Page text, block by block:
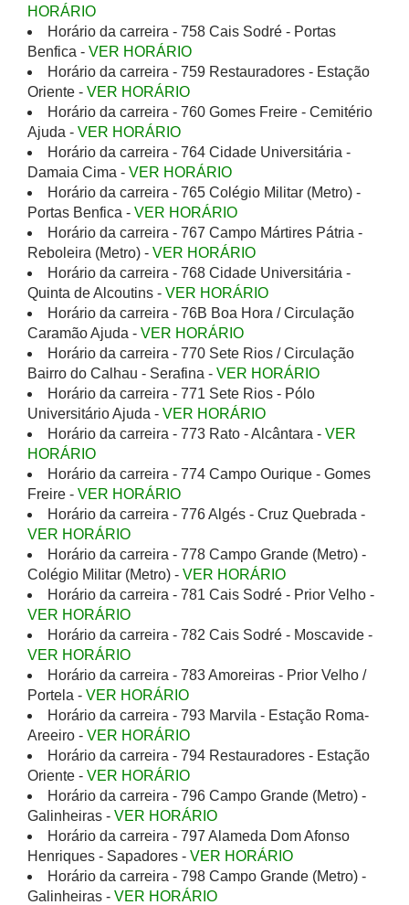
HORÁRIO
Horário da carreira - 758 Cais Sodré - Portas
Benfica - VER HORÁRIO
Horário da carreira - 759 Restauradores - Estação
Oriente - VER HORÁRIO
Horário da carreira - 760 Gomes Freire - Cemitério
Ajuda - VER HORÁRIO
Horário da carreira - 764 Cidade Universitária -
Damaia Cima - VER HORÁRIO
Horário da carreira - 765 Colégio Militar (Metro) -
Portas Benfica - VER HORÁRIO
Horário da carreira - 767 Campo Mártires Pátria -
Reboleira (Metro) - VER HORÁRIO
Horário da carreira - 768 Cidade Universitária -
Quinta de Alcoutins - VER HORÁRIO
Horário da carreira - 76B Boa Hora / Circulação
Caramão Ajuda - VER HORÁRIO
Horário da carreira - 770 Sete Rios / Circulação
Bairro do Calhau - Serafina - VER HORÁRIO
Horário da carreira - 771 Sete Rios - Pólo
Universitário Ajuda - VER HORÁRIO
Horário da carreira - 773 Rato - Alcântara - VER
HORÁRIO
Horário da carreira - 774 Campo Ourique - Gomes
Freire - VER HORÁRIO
Horário da carreira - 776 Algés - Cruz Quebrada -
VER HORÁRIO
Horário da carreira - 778 Campo Grande (Metro) -
Colégio Militar (Metro) - VER HORÁRIO
Horário da carreira - 781 Cais Sodré - Prior Velho -
VER HORÁRIO
Horário da carreira - 782 Cais Sodré - Moscavide -
VER HORÁRIO
Horário da carreira - 783 Amoreiras - Prior Velho /
Portela - VER HORÁRIO
Horário da carreira - 793 Marvila - Estação Roma-
Areeiro - VER HORÁRIO
Horário da carreira - 794 Restauradores - Estação
Oriente - VER HORÁRIO
Horário da carreira - 796 Campo Grande (Metro) -
Galinheiras - VER HORÁRIO
Horário da carreira - 797 Alameda Dom Afonso
Henriques - Sapadores - VER HORÁRIO
Horário da carreira - 798 Campo Grande (Metro) -
Galinheiras - VER HORÁRIO